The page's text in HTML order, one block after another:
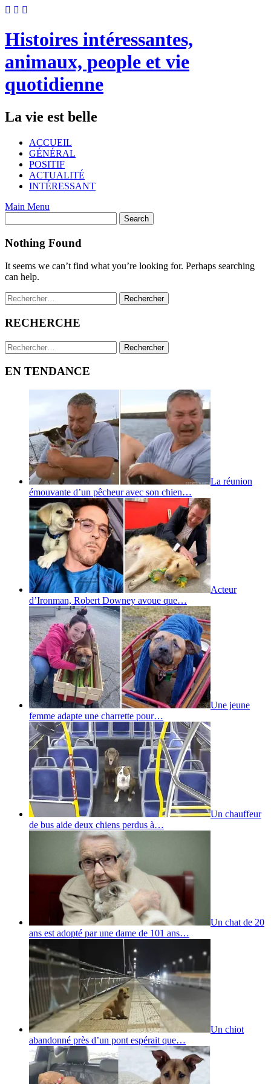
Skip
content
Histoires intéressantes,
animaux, people et vie
quotidienne
La vie est belle
ACCUEIL
GÉNÉRAL
POSITIF
ACTUALITÉ
INTÉRESSANT
Main Menu
Nothing Found
It seems we can’t find what you’re looking for. Perhaps searching
can help.
Rechercher :
RECHERCHE
Rechercher :
EN TENDANCE
La réunion
émouvante d’un pêcheur avec son chien…
Acteur
d’Ironman, Robert Downey avoue que…
Une jeune
femme adapte une charrette pour…
Un chauffeur
de bus aide deux chiens perdus à…
Un chat de 20
ans est adopté par une dame de 101 ans…
Un chiot
abandonné près d’un pont espérait que…